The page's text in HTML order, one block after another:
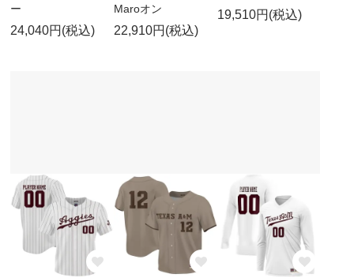
ー
24,040円(税込)
Maroオン
22,910円(税込)
19,510円(税込)